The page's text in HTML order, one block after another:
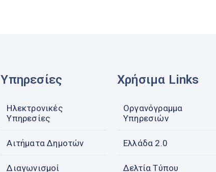
Υπηρεσίες
Ηλεκτρονικές
Υπηρεσίες
Αιτήματα Δημοτών
Διαγωνισμοί
Χρήσιμα Links
Οργανόγραμμα
Υπηρεσιών
Ελλάδα 2.0
Δελτία Τύπου